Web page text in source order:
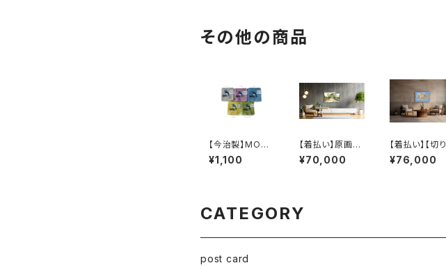
音）
その他の商品
【今治製】MOKU
ハンカチ meets
studioBREME
¥1,100
【着払い】原画：
タージマハル（Ill
ustrator 笹原竜
¥70,000
【着払い】【切り
絵】原画：オニキ
ンメ（Creator
¥76,000
CATEGORY
post card